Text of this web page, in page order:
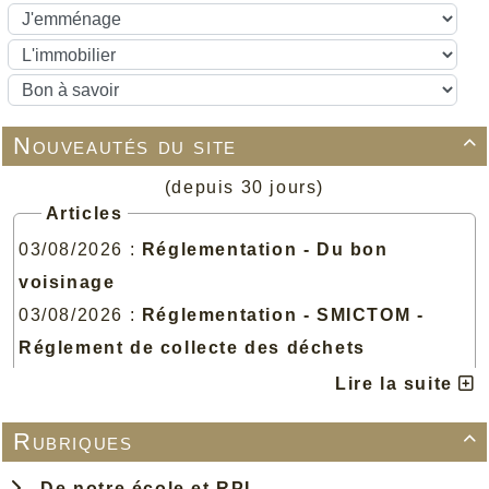

Nouveautés du site
(depuis 30 jours)
Articles
03/08/2026 :
Réglementation - Du bon
voisinage
03/08/2026 :
Réglementation - SMICTOM -
Réglement de collecte des déchets
Réglementation - HLPP - Le
03/08/2026 :
Sanitaire Départemental
Lire la suite

Rubriques